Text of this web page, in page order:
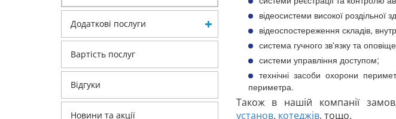
Додаткові послуги
Вартість послуг
Відгуки
Новини та акції
відеосистеми високої
відеоспостереження складів,
система гучного зв'язку та
системи управління доступом;
технічні засоби охорони
периметра.
Також в нашій компанії
установ, котеджів, тощо.